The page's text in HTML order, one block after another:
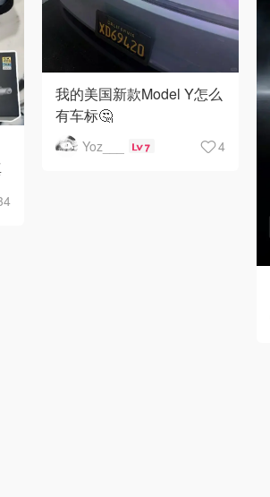
我的美国新款Model Y怎么
有车标🤔
Yoz___ 7 4